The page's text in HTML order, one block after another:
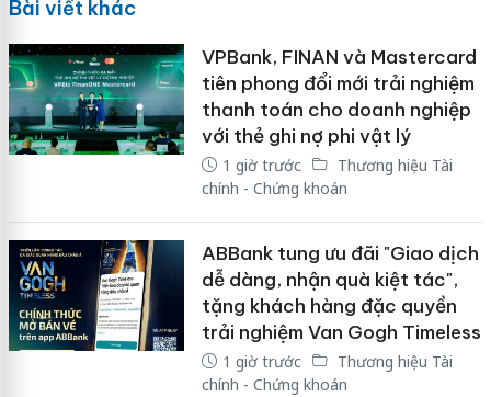
Bài viết khác
VPBank, FINAN và Mastercard
tiên phong đổi mới trải nghiệm
thanh toán cho doanh nghiệp
với thẻ ghi nợ phi vật lý
1 giờ trước
Thương hiệu Tài
chính - Chứng khoán
ABBank tung ưu đãi "Giao dịch
dễ dàng, nhận quà kiệt tác",
tặng khách hàng đặc quyền
trải nghiệm Van Gogh Timeless
1 giờ trước
Thương hiệu Tài
chính - Chứng khoán